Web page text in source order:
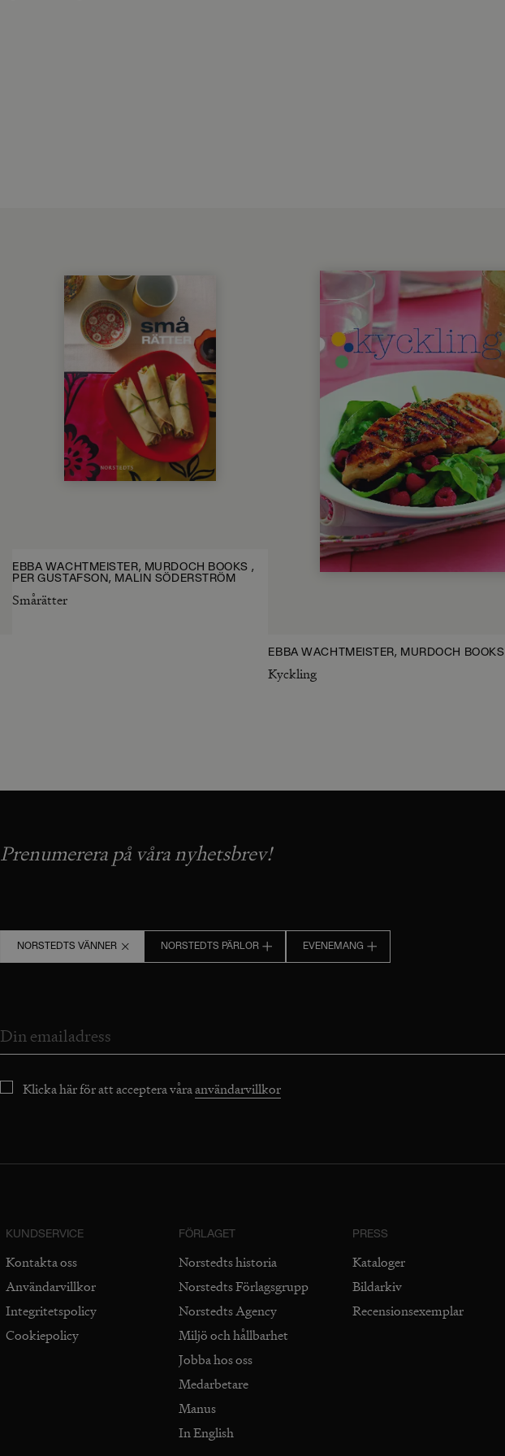
EBBA WACHTMEISTER, MURDOCH BOOKS ,
PER GUSTAFSON, MALIN SÖDERSTRÖM
Smårätter
EBBA WACHTMEISTER, MURDOCH BOOKS
Kyckling
Prenumerera på våra nyhetsbrev!
NORSTEDTS VÄNNER NORSTEDTS PÄRLOR EVENEMANG
Klicka här för att acceptera våraanvändarvillkor
KUNDSERVICE
Kontakta oss
Användarvillkor
Integritetspolicy
Cookiepolicy
FÖRLAGET
Norstedts historia
Norstedts Förlagsgrupp
Norstedts Agency
Miljö och hållbarhet
Jobba hos oss
Medarbetare
Manus
In English
PRESS
Kataloger
Bildarkiv
Recensionsexemplar